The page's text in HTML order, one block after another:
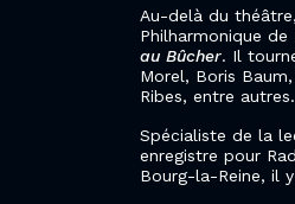
Au-delà du
Philharmonique
au Bûcher. Il
Morel, Boris
Ribes, entre autres.
Spécialiste de la
enregistre pour
Bourg-la-Reine, il